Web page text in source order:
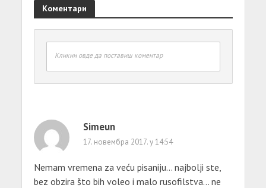
Коментари
Кликни овде да поставиш коментар
Simeun
17. новембра 2017. у 14:54
Nemam vremena za veću pisaniju… najbolji ste,
bez obzira što bih voleo i malo rusofilstva… ne